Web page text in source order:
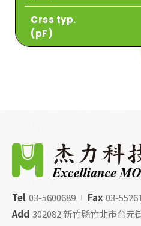
Crss typ.
(pF)
Tel 03-5600689 Fax 03-
Add 302082 新竹縣竹北市台元